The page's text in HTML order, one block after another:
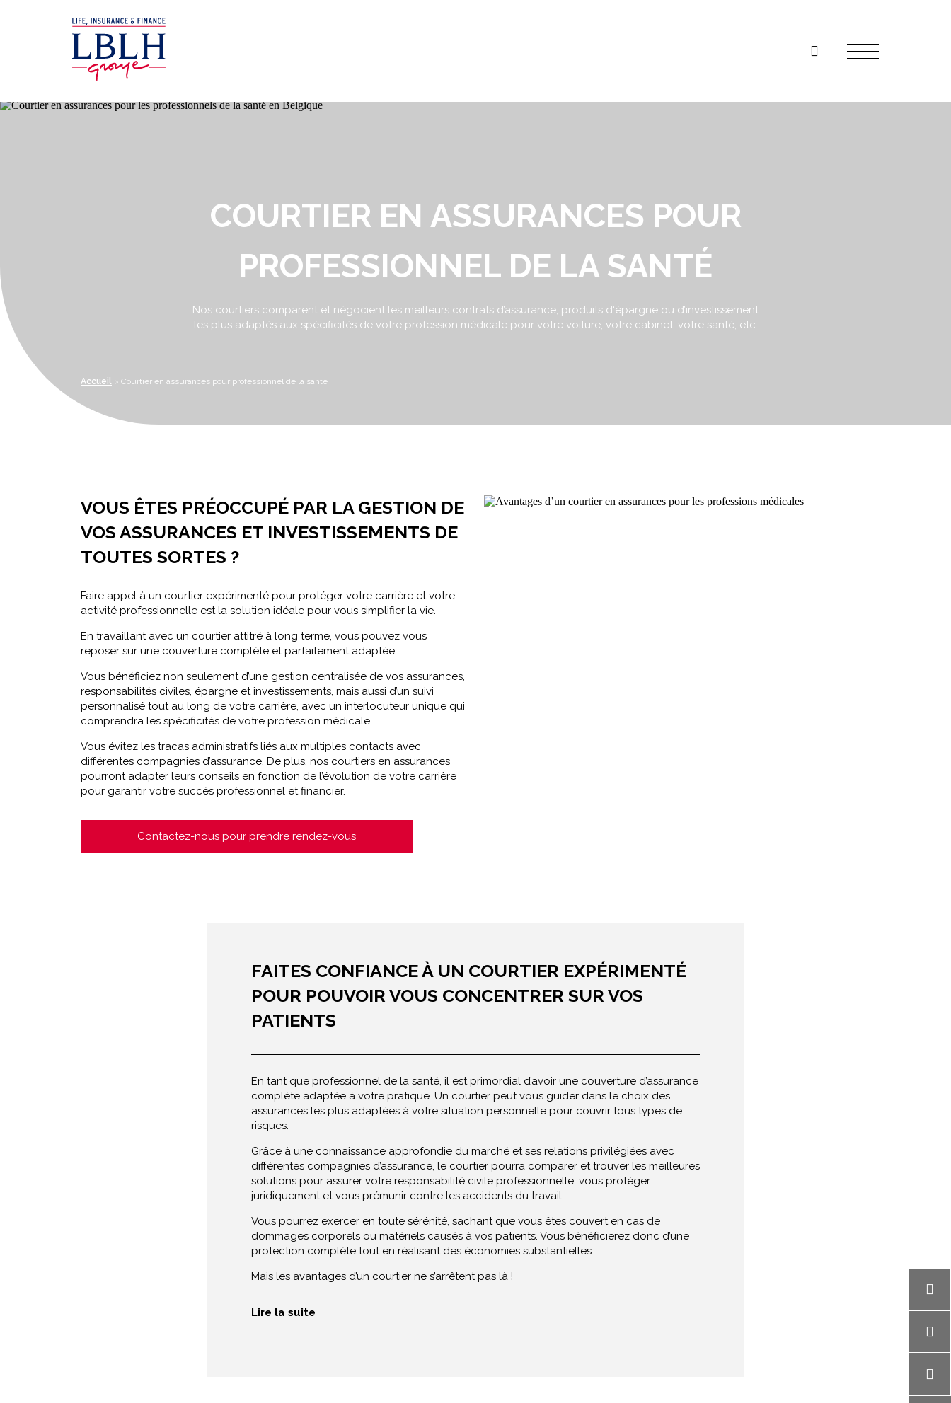
COURTIER EN ASSURANCES POUR
PROFESSIONNEL DE LA SANTÉ
Nos courtiers comparent et négocient les meilleurs contrats d’assurance, produits d‘épargne ou d’investissement
les plus adaptés aux spécificités de votre profession médicale pour votre voiture, votre cabinet, votre santé, etc.
Accueil > Courtier en assurances pour professionnel de la santé
VOUS ÊTES PRÉOCCUPÉ PAR LA GESTION DE
VOS ASSURANCES ET INVESTISSEMENTS DE
TOUTES SORTES ?
Faire appel à un courtier expérimenté pour protéger votre carrière et votre
activité professionnelle est la solution idéale pour vous simplifier la vie.
En travaillant avec un courtier attitré à long terme, vous pouvez vous
reposer sur une couverture complète et parfaitement adaptée.
Vous bénéficiez non seulement d’une gestion centralisée de vos assurances,
responsabilités civiles, épargne et investissements, mais aussi d’un suivi
personnalisé tout au long de votre carrière, avec un interlocuteur unique qui
comprendra les spécificités de votre profession médicale.
Vous évitez les tracas administratifs liés aux multiples contacts avec
différentes compagnies d’assurance. De plus, nos courtiers en assurances
pourront adapter leurs conseils en fonction de l’évolution de votre carrière
pour garantir votre succès professionnel et financier.
Contactez-nous pour prendre rendez-vous
FAITES CONFIANCE À UN COURTIER EXPÉRIMENTÉ
POUR POUVOIR VOUS CONCENTRER SUR VOS
PATIENTS
En tant que professionnel de la santé, il est primordial d’avoir une couverture d’assurance
complète adaptée à votre pratique. Un courtier peut vous guider dans le choix des
assurances les plus adaptées à votre situation personnelle pour couvrir tous types de
risques.
Grâce à une connaissance approfondie du marché et ses relations privilégiées avec
différentes compagnies d’assurance, le courtier pourra comparer et trouver les meilleures
solutions pour assurer votre responsabilité civile professionnelle, vous protéger
juridiquement et vous prémunir contre les accidents du travail.
Vous pourrez exercer en toute sérénité, sachant que vous êtes couvert en cas de
dommages corporels ou matériels causés à vos patients. Vous bénéficierez donc d’une
protection complète tout en réalisant des économies substantielles.
Mais les avantages d’un courtier ne s’arrêtent pas là !
Lire la suite